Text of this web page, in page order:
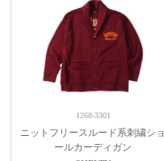
1268-3301
ニットフリースルード系刺繍ショ
ールカーディガン